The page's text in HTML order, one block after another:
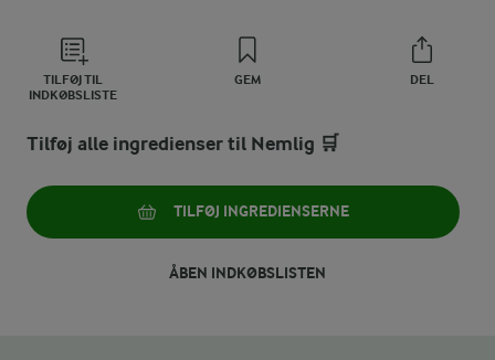
TILFØJ TIL
INDKØBSLISTE
GEM DEL
Tilføj alle ingredienser til Nemlig 🛒
TILFØJ INGREDIENSERNE
ÅBEN INDKØBSLISTEN